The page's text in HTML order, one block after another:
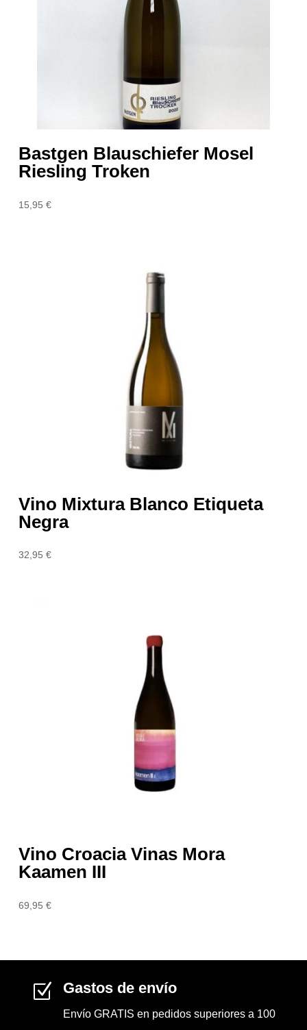
Bastgen Blauschiefer Mosel
Riesling Troken
15,95€
Vino Mixtura Blanco Etiqueta
Negra
32,95€
Vino Croacia Vinas Mora
Kaamen III
69,95€
Z Gastos de envío
Envío GRATIS en pedidos superiores a 100